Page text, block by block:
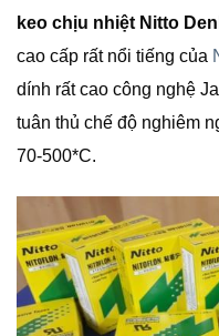
keo chịu nhiệt Nitto
cao cấp rất nổi tiếng của
dính rất cao công nghệ
tuân thủ chế độ nghiêm
70-500*C.